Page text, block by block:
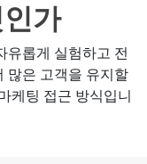
가
유롭게 실험하고 전
많은 고객을 유지할
케팅 접근 방식입니